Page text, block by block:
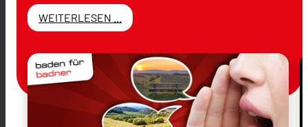
WEITERLESEN ...